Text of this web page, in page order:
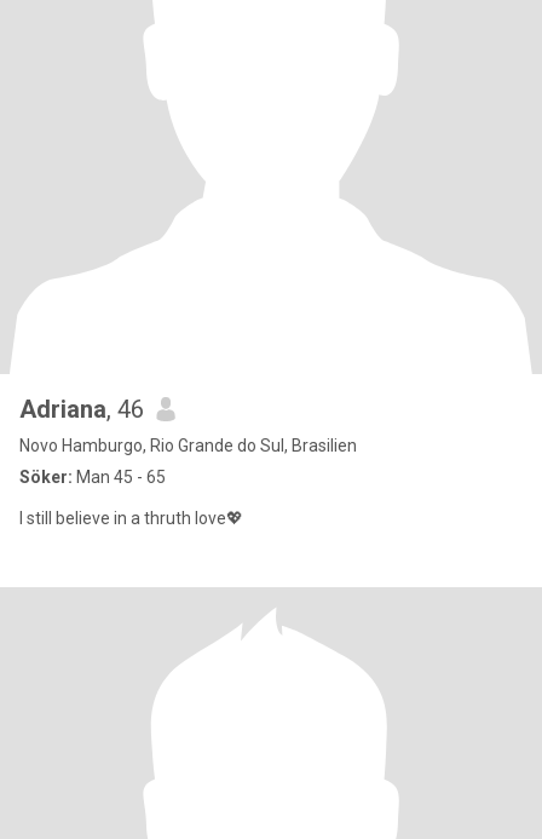
Adriana, 46
Novo Hamburgo, Rio Grande do Sul, Brasilien
Söker: Man 45 - 65
I still believe in a thruth love💖